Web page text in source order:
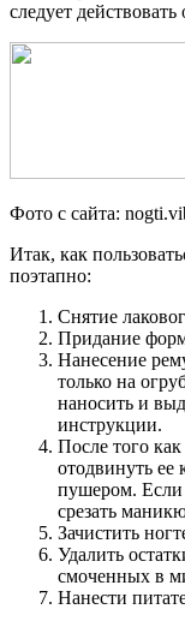
следует
Фото с сайта:
Итак, как
поэтапно:
Снятие
Придание
Нанесение
только на
наносить и
инструкции.
После того
отодвинуть ее
пушером. Если
срезать
Зачистить
Удалить
смоченных в
Нанести